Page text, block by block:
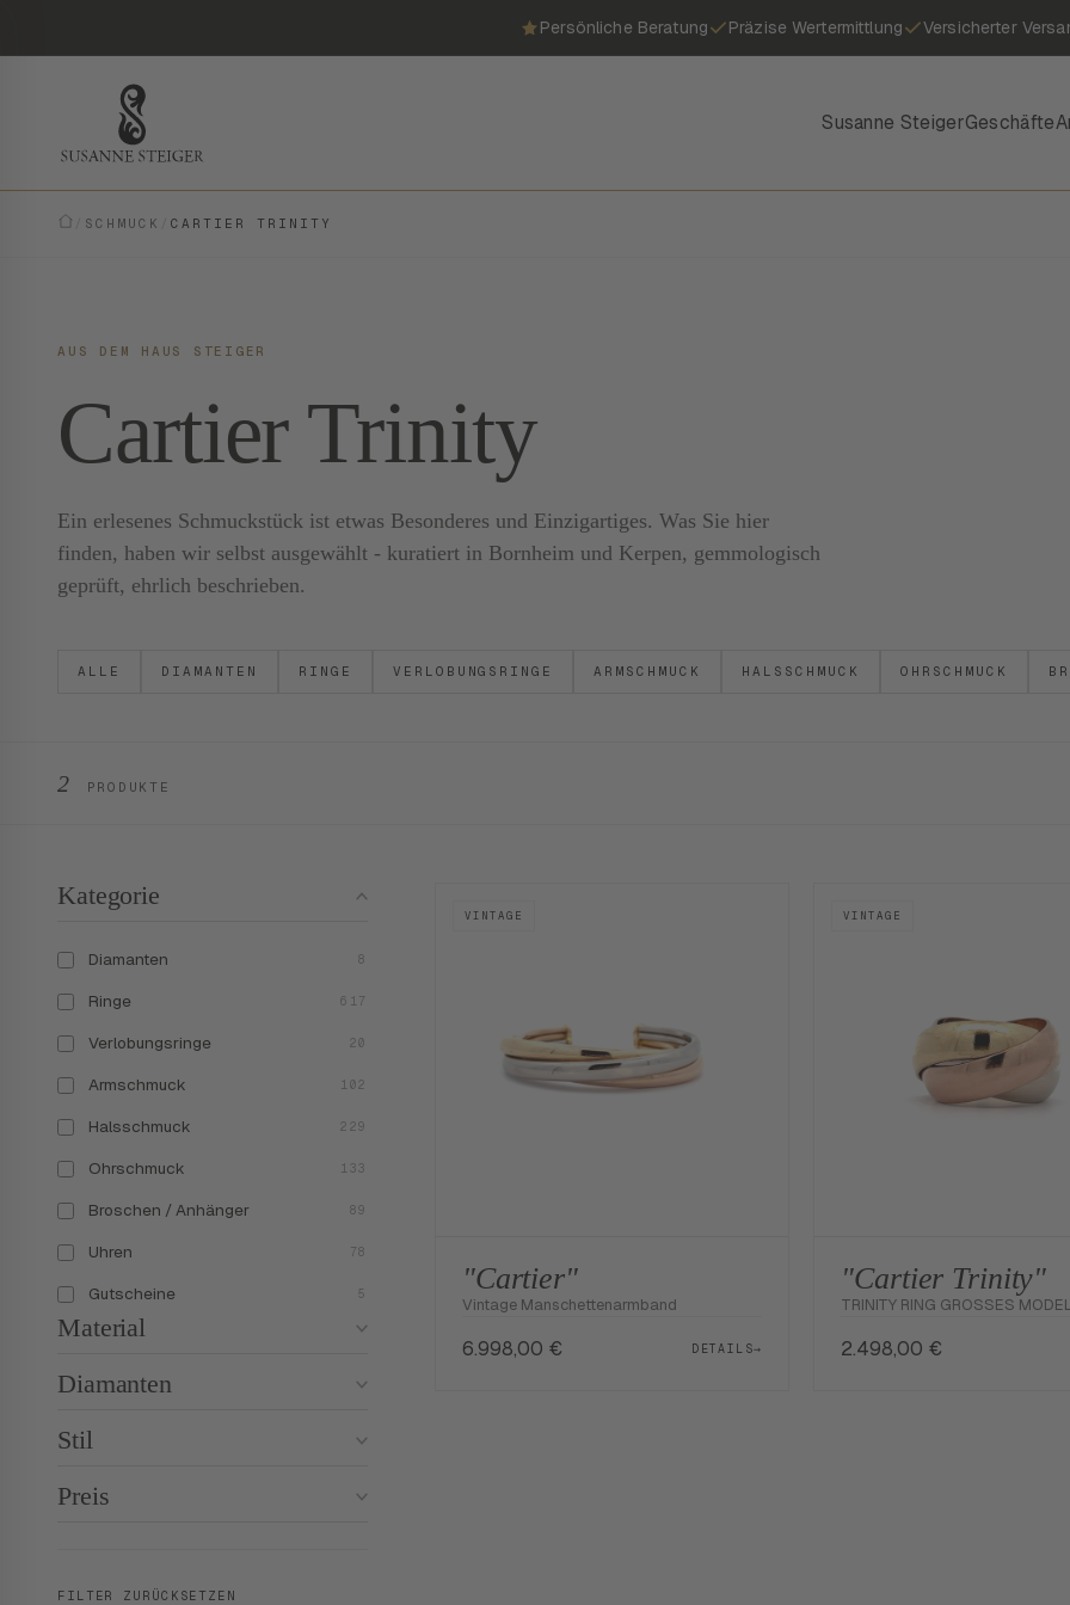
Persönliche Beratung Präzise Wertermittlung Versicherter
Susanne SteigerGeschäfte
SCHMUCK CARTIER TRINITY
AUS DEM HAUS STEIGER
Cartier Trinity
Ein erlesenes Schmuckstück ist etwas Besonderes und Einzigartiges. Was Sie hier
finden, haben wir selbst ausgewählt - kuratiert in Bornheim und Kerpen, gemmologisch
geprüft, ehrlich beschrieben.
ALLE DIAMANTEN RINGE VERLOBUNGSRINGE ARMSCHMUCK HALSSCHMUCK OHRSCHMUCK
2 PRODUKTE
Kategorie
Diamanten 8
Ringe 617
Verlobungsringe 20
Armschmuck 102
Halsschmuck 229
Ohrschmuck 133
Broschen / Anhänger 89
Uhren 78
Gutscheine 5
Material
Diamanten
Stil
Preis
FILTER ZURÜCKSETZEN
VINTAGE
"Cartier"
Vintage Manschettenarmband
6.998,00 € DETAILS→
VINTAGE
"Cartier Trinity"
TRINITY RING GROSSES
2.498,00 €